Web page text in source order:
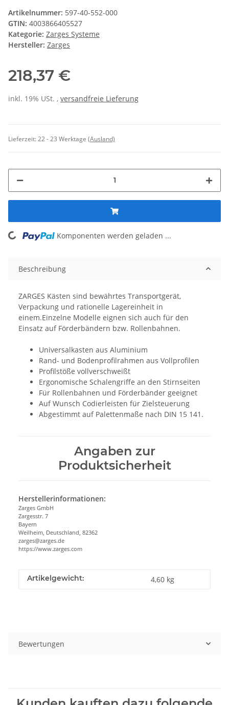
Artikelnummer: 597-40-552-000
GTIN: 4003866405527
Kategorie: Zarges Systeme
Hersteller: Zarges
218,37 €
inkl. 19% USt. , versandfreie Lieferung
Lieferzeit:22 - 23 Werktage (Ausland)
Loading... Komponenten werden geladen ...
Beschreibung
ZARGES Kästen sind bewährtes Transportgerät,
Verpackung und rationelle Lagereinheit in
einem.Einzelne Modelle eignen sich auch für den
Einsatz auf Förderbändern bzw. Rollenbahnen.
Universalkasten aus Aluminium
Rand- und Bodenprofilrahmen aus Vollprofilen
Profilstöße vollverschweißt
Ergonomische Schalengriffe an den Stirnseiten
Für Rollenbahnen und Förderbänder geeignet
Auf Wunsch Codierleisten für Zielsteuerung
Abgestimmt auf Palettenmaße nach DIN 15 141.
Angaben zur
Produktsicherheit
Herstellerinformationen:
Zarges GmbH
Zargesstr. 7
Bayern
Weilheim, Deutschland, 82362
zarges@zarges.de
https://www.zarges.com
Artikelgewicht: 4,60 kg
Bewertungen